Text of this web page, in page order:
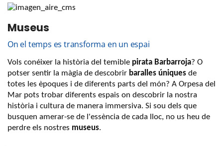
Museus
On el temps es transforma en un espai
Vols conéixer la història del temible pirata Barbarroja? O
potser sentir la màgia de descobrir baralles úniques de
totes les èpoques i de diferents parts del món? A Orpesa del
Mar pots trobar diferents espais on descobrir la nostra
història i cultura de manera immersiva. Si sou dels que
busquen amerar-se de l'essència de cada lloc, no us heu de
perdre els nostres museus.